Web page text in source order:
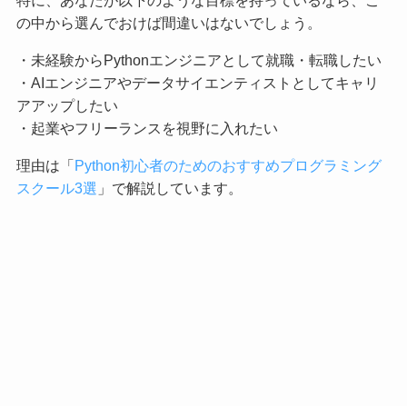
の中から選んでおけば間違いはないでしょう。
・未経験からPythonエンジニアとして就職・転職したい
・AIエンジニアやデータサイエンティストとしてキャリ
アアップしたい
・起業やフリーランスを視野に入れたい
理由は「Python初心者のためのおすすめプログラミング
スクール3選 」で解説しています。